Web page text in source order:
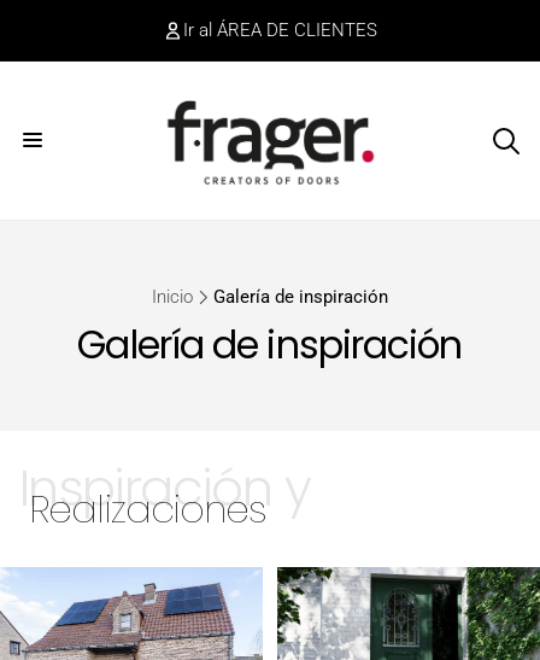
Ir al ÁREA DE CLIENTES
Inicio Galería de inspiración
Galería de inspiración
Inspiración y
Realizaciones